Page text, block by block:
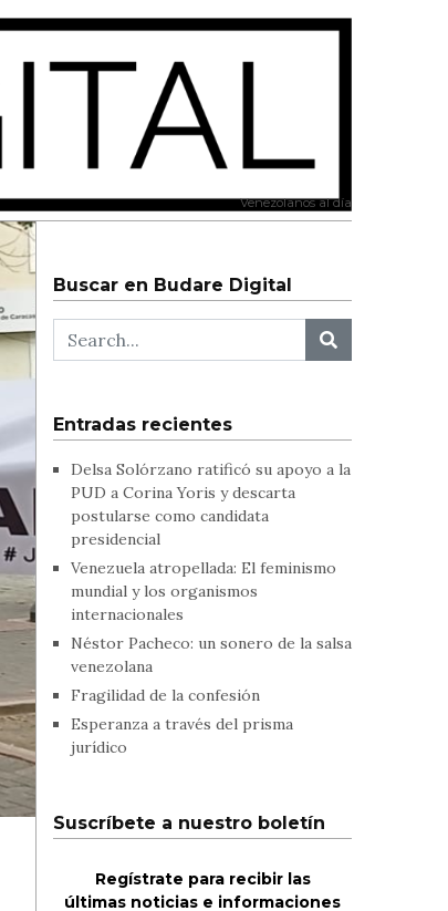
Venezolanos al día
Buscar en Budare Digital
Entradas recientes
Delsa Solórzano ratificó su apoyo a la
PUD a Corina Yoris y descarta
postularse como candidata
presidencial
Venezuela atropellada: El feminismo
mundial y los organismos
internacionales
Néstor Pacheco: un sonero de la salsa
venezolana
Fragilidad de la confesión
Esperanza a través del prisma
jurídico
Suscríbete a nuestro boletín
Regístrate para recibir las
últimas noticias e informaciones